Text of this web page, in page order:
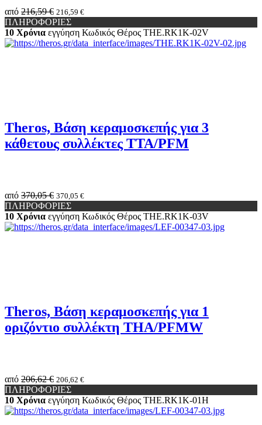
από 216,59 € 216,59 €
ΠΛΗΡΟΦΟΡΙΕΣ
10 Χρόνια εγγύηση Κωδικός Θέρος THE.RK1K-02V
Theros, Βάση κεραμοσκεπής για 3
κάθετους συλλέκτες TTA/PFM
από 370,05 € 370,05 €
ΠΛΗΡΟΦΟΡΙΕΣ
10 Χρόνια εγγύηση Κωδικός Θέρος THE.RK1K-03V
Theros, Βάση κεραμοσκεπής για 1
οριζόντιο συλλέκτη THA/PFMW
από 206,62 € 206,62 €
ΠΛΗΡΟΦΟΡΙΕΣ
10 Χρόνια εγγύηση Κωδικός Θέρος THE.RK1K-01H